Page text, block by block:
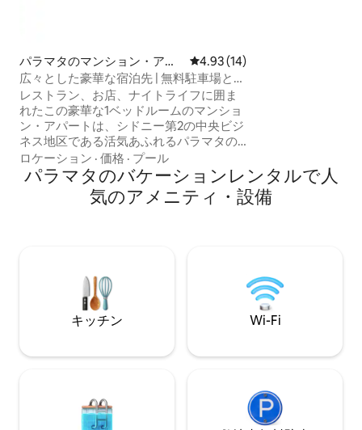
パラマタのマンション・アパ
ート
レビュー14件、5つ星中4.93つ
4.93 (14)
広々とした豪華な宿泊先 | 無料駐車場とプ
ール
レストラン、お店、ナイトライフに囲ま
れたこの豪華な1ベッドルームのマンショ
ン・アパートは、シドニー第2の中央ビジ
ネス地区である活気あふれるパラマタの
中心部に位置しています。 目を覚ます
と、パラマタ・パークからブルーマウン
テンズまで広がる素晴らしい景色が見え
ます。くつろぎの時間を過ごすのに最適
ク・スタジアム、アコー・アリーナから
わずか数分の距離にあり、M4高速道路を
利用すればシドニーCBD（Central
Business District・ビジネス中心地区）や
スできます。
ロケーション · 価格 · プール
パラマタのバケーションレンタルで人
気のアメニティ・設備
キッチン Wi-Fi